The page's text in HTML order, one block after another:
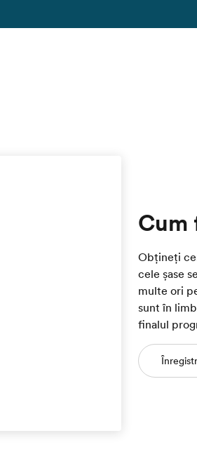
Cum
Obțineți
cele șase
multe ori
sunt în
finalul